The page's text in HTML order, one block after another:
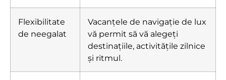
Flexibilitate
de neegalat
Vacanțele de navigație de lux
vă permit să vă alegeți
destinațiile, activitățile zilnice
și ritmul.